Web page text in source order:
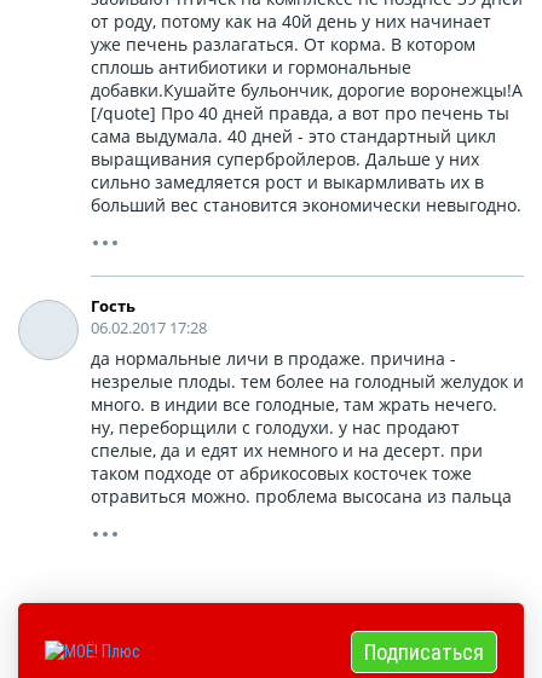
от роду, потому как на 40й день у них начинает
уже печень разлагаться. От корма. В котором
сплошь антибиотики и гормональные
добавки.Кушайте бульончик, дорогие воронежцы!А
[/quote] Про 40 дней правда, а вот про печень ты
сама выдумала. 40 дней - это стандартный цикл
выращивания супербройлеров. Дальше у них
сильно замедляется рост и выкармливать их в
больший вес становится экономически невыгодно.
Гость
06.02.2017 17:28
да нормальные личи в продаже. причина -
незрелые плоды. тем более на голодный желудок и
много. в индии все голодные, там жрать нечего.
ну, переборщили с голодухи. у нас продают
спелые, да и едят их немного и на десерт. при
таком подходе от абрикосовых косточек тоже
отравиться можно. проблема высосана из пальца
Подписаться